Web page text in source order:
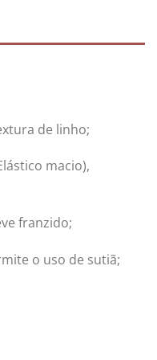
de linho;
macio),
franzido;
o uso de sutiã;